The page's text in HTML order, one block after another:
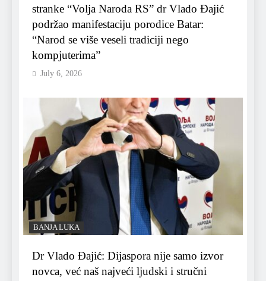
stranke “Volja Naroda RS” dr Vlado Đajić
podržao manifestaciju porodice Batar:
“Narod se više veseli tradiciji nego
kompjuterima”
July 6, 2026
BANJA LUKA
Dr Vlado Đajić: Dijaspora nije samo izvor
novca, već naš najveći ljudski i stručni